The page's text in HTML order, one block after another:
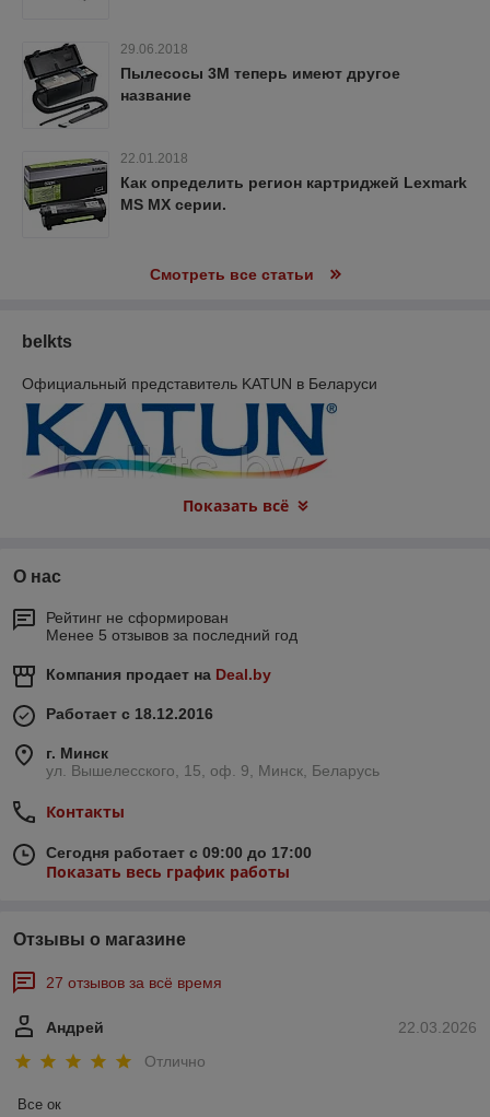
29.06.2018
Пылесосы 3M теперь имеют другое
название
22.01.2018
Как определить регион картриджей Lexmark
MS MX серии.
Смотреть все статьи
belkts
Официальный представитель KATUN в Беларуси
Показать всё
О нас
Рейтинг не сформирован
Менее 5 отзывов за последний год
Компания продает на Deal.by
Работает с 18.12.2016
г. Минск
ул. Вышелесского, 15, оф. 9, Минск, Беларусь
Контакты
Сегодня работает с 09:00 до 17:00
Показать весь график работы
Отзывы о магазине
27 отзывов за всё время
22.03.2026
Андрей
Отлично
Все ок